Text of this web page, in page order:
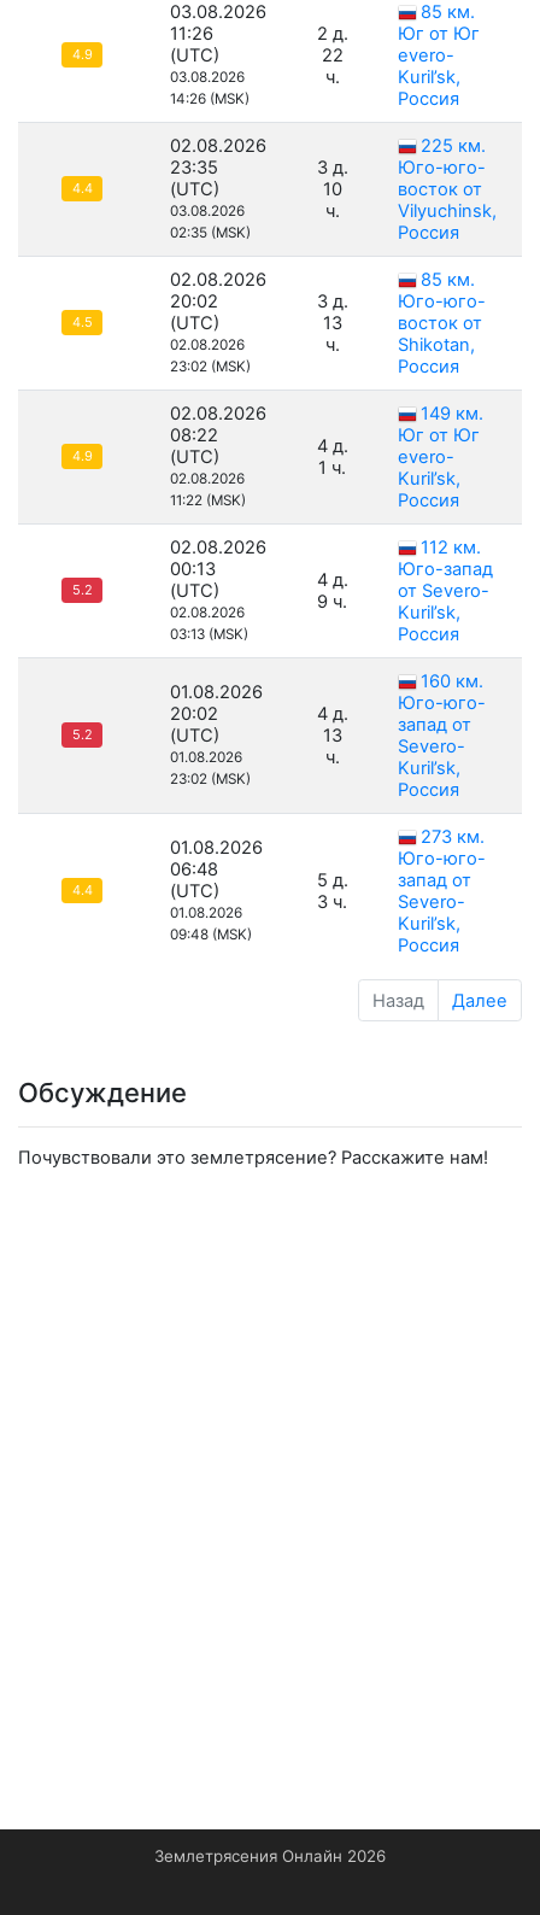
4.9
03.08.2026
11:26
(UTC)
03.08.2026
14:26 (MSK)
2 д.
22
ч.
85 км.
Юг от Юг
evero-
Kuril’sk,
Россия
4.4
02.08.2026
23:35
(UTC)
03.08.2026
02:35 (MSK)
3 д.
10
ч.
225 км.
Юго-юго-
восток от
Vilyuchinsk,
Россия
4.5
02.08.2026
20:02
(UTC)
02.08.2026
23:02 (MSK)
3 д.
13
ч.
85 км.
Юго-юго-
восток от
Shikotan,
Россия
4.9
02.08.2026
08:22
(UTC)
02.08.2026
11:22 (MSK)
4 д.
1 ч.
149 км.
Юг от Юг
evero-
Kuril’sk,
Россия
5.2
02.08.2026
00:13
(UTC)
02.08.2026
03:13 (MSK)
4 д.
9 ч.
112 км.
Юго-запад
от Severo-
Kuril’sk,
Россия
5.2
01.08.2026
20:02
(UTC)
01.08.2026
23:02 (MSK)
4 д.
13
ч.
160 км.
Юго-юго-
запад от
Severo-
Kuril’sk,
Россия
4.4
01.08.2026
06:48
(UTC)
01.08.2026
09:48 (MSK)
5 д.
3 ч.
273 км.
Юго-юго-
запад от
Severo-
Kuril’sk,
Россия
Назад Далее
Обсуждение
Почувствовали это землетрясение? Расскажите нам!
Землетрясения Онлайн 2026